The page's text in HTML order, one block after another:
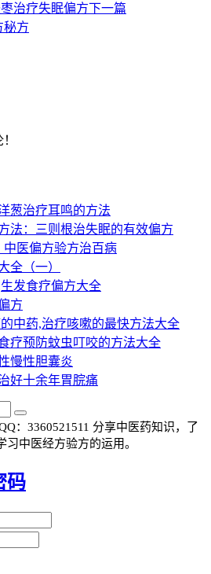
治疗失眠偏方下一篇
秘方
葱治疗耳鸣的方法
法：三则根治失眠的有效偏方
中医偏方验方治百病
全（一）
发食疗偏方大全
方
中药,治疗咳嗽的最快方法大全
疗预防蚊虫叮咬的方法大全
慢性胆囊炎
好十余年胃脘痛
：3360521511 分享中医药知识，了
中医经方验方的运用。
码